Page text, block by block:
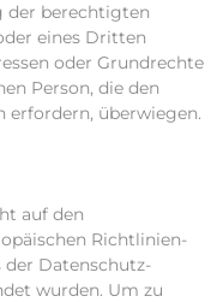
der berechtigten
eines Dritten
oder Grundrechte
Person, die den
erfordern, überwiegen.
auf den
Richtlinien-
der Datenschutz-
wurden. Um zu